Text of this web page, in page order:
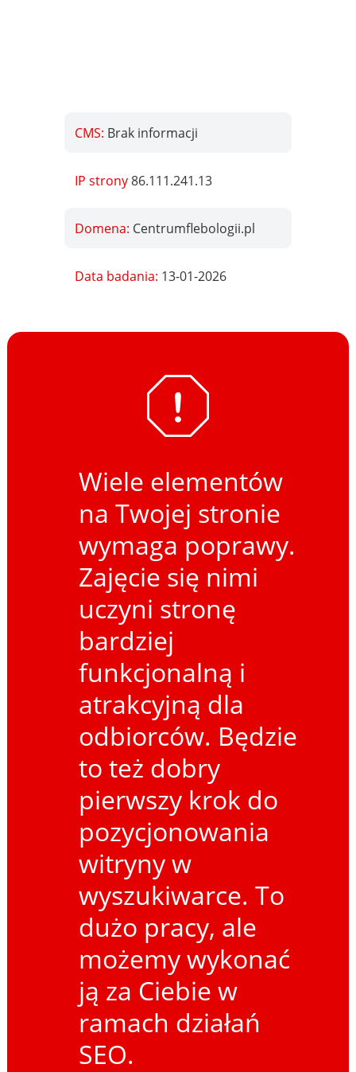
CMS: Brak informacji
IP strony86.111.241.13
Domena: Centrumflebologii.pl
Data badania: 13-01-2026
Wiele elementów
na Twojej stronie
wymaga poprawy.
Zajęcie się nimi
uczyni stronę
bardziej
funkcjonalną i
atrakcyjną dla
odbiorców. Będzie
to też dobry
pierwszy krok do
pozycjonowania
witryny w
wyszukiwarce. To
dużo pracy, ale
możemy wykonać
ją za Ciebie w
ramach działań
SEO.